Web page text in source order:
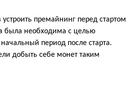
премайнинг перед стартом
была необходима с целью
период после старта.
добыть себе монет таким